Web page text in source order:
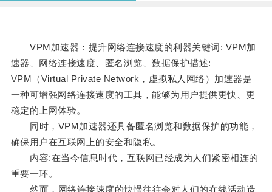
VPM加速器：提升网络连接速度的利器关键词: VPM加
速器、网络连接速度、匿名浏览、数据保护描述:
VPM（Virtual Private Network，虚拟私人网络）加速器是
一种可增强网络连接速度的工具，能够为用户提供更快、更
稳定的上网体验。
同时，VPM加速器还具备匿名浏览和数据保护的功能，
确保用户在互联网上的安全和隐私。
内容:在当今信息时代，互联网已经成为人们紧密相连的
重要一环。
然而，网络连接速度的快慢往往会对人们的在线活动造